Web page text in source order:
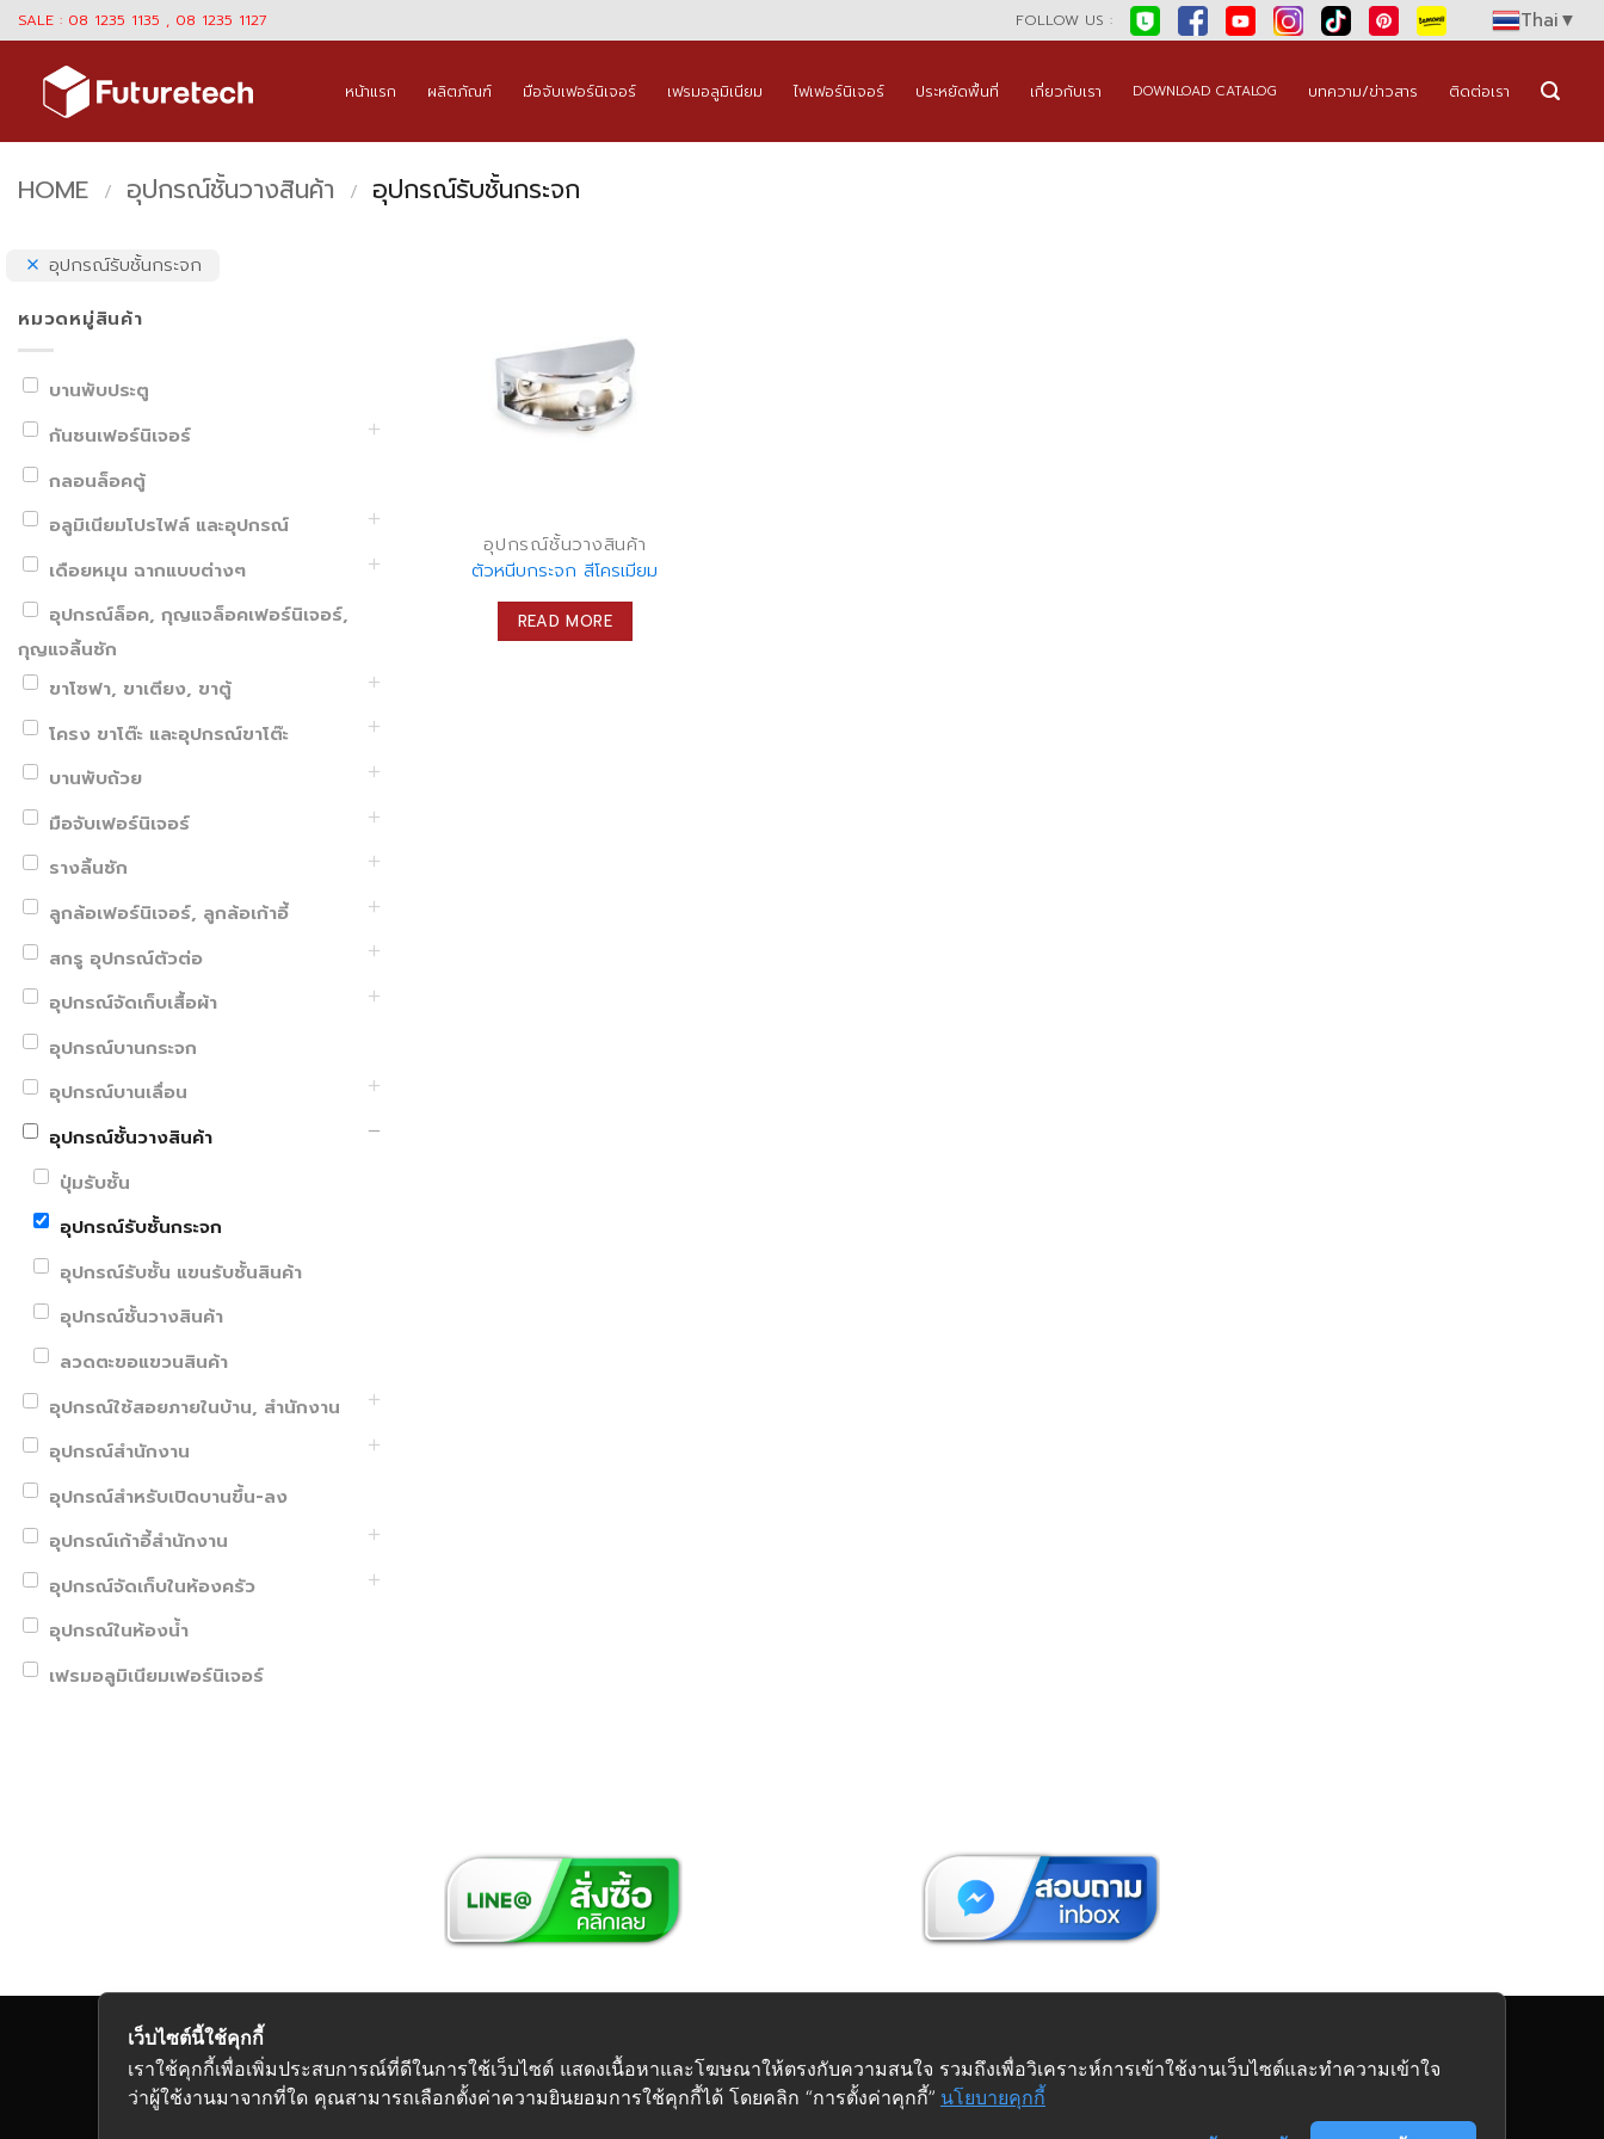
Skip
to
content
SALE : 08 1235 1135 , 08 1235 1127 FOLLOW US : Thai▼
หน้าแรก ผลิตภัณฑ์ มือจับเฟอร์นิเจอร์ เฟรมอลูมิเนียม ไฟเฟอร์นิเจอร์ ประหยัดพื้นที่ เกี่ยวกับเรา DOWNLOAD CATALOG บทความ/ข่าวสาร ติดต่อเรา
HOME / อุปกรณ์ชั้นวางสินค้า / อุปกรณ์รับชั้นกระจก
อุปกรณ์รับชั้นกระจก
หมวดหมู่สินค้า
บานพับประตู
กันชนเฟอร์นิเจอร์
กลอนล็อคตู้
อลูมิเนียมโปรไฟล์ และอุปกรณ์
เดือยหมุน ฉากแบบต่างๆ
อุปกรณ์ล็อค, กุญแจล็อคเฟอร์นิเจอร์,
กุญแจลิ้นชัก
ขาโซฟา, ขาเตียง, ขาตู้
โครง ขาโต๊ะ และอุปกรณ์ขาโต๊ะ
บานพับถ้วย
มือจับเฟอร์นิเจอร์
รางลิ้นชัก
ลูกล้อเฟอร์นิเจอร์, ลูกล้อเก้าอี้
สกรู อุปกรณ์ตัวต่อ
อุปกรณ์จัดเก็บเสื้อผ้า
อุปกรณ์บานกระจก
อุปกรณ์บานเลื่อน
อุปกรณ์ชั้นวางสินค้า
ปุ่มรับชั้น
อุปกรณ์รับชั้นกระจก
อุปกรณ์รับชั้น แขนรับชั้นสินค้า
อุปกรณ์ชั้นวางสินค้า
ลวดตะขอแขวนสินค้า
อุปกรณ์ใช้สอยภายในบ้าน, สำนักงาน
อุปกรณ์สำนักงาน
อุปกรณ์สำหรับเปิดบานขึ้น-ลง
อุปกรณ์เก้าอี้สำนักงาน
อุปกรณ์จัดเก็บในห้องครัว
อุปกรณ์ในห้องน้ำ
เฟรมอลูมิเนียมเฟอร์นิเจอร์
อุปกรณ์ชั้นวางสินค้า
ตัวหนีบกระจก สีโครเมียม
READ MORE
Copyright 2026 © Futuretech Intermarketing Co., Ltd. ศูนย์รวมอุปกรณ์เฟอร์นิเจอร์ครบวงจร
เว็บไซต์นี้ใช้คุกกี้
เราใช้คุกกี้เพื่อเพิ่มประสบการณ์ที่ดีในการใช้เว็บไซต์ แสดงเนื้อหาและโฆษณาให้ตรงกับความสนใจ รวมถึงเพื่อวิเคราะห์การเข้าใช้งานเว็บไซต์และทำความเข้าใจ
ว่าผู้ใช้งานมาจากที่ใด คุณสามารถเลือกตั้งค่าความยินยอมการใช้คุกกี้ได้ โดยคลิก “การตั้งค่าคุกกี้” นโยบายคุกกี้